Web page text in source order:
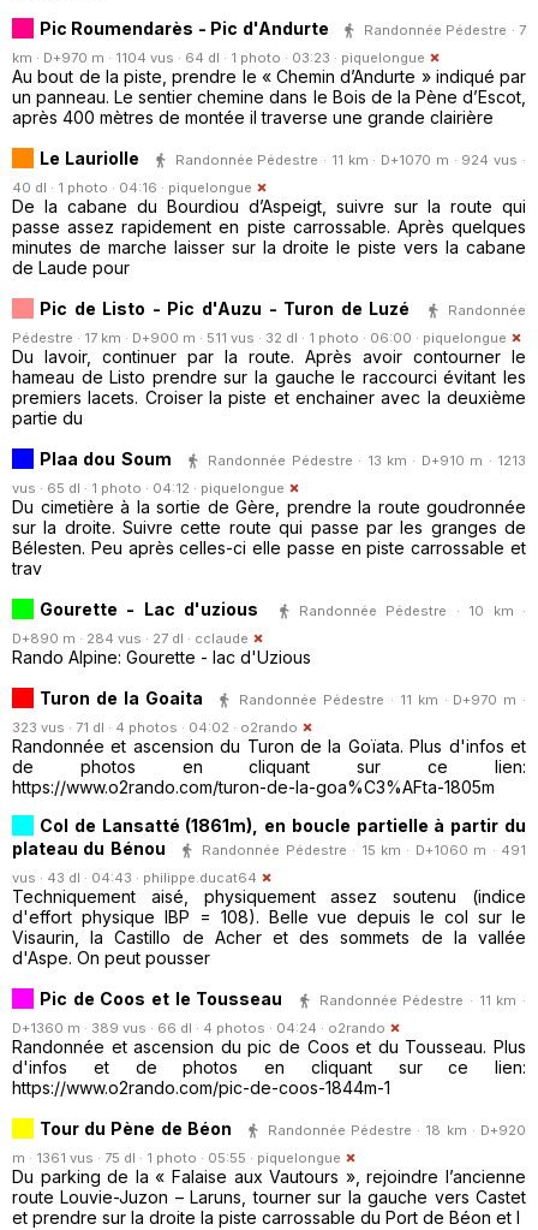
Pic Roumendarès - Pic d'Andurte
Randonnée Pédestre · 7
km · D+970 m · 1104 vus · 64 dl · 1 photo · 03:23 · piquelongue
Au bout de la piste, prendre le « Chemin d’Andurte » indiqué par
un panneau. Le sentier chemine dans le Bois de la Pène d’Escot,
après 400 mètres de montée il traverse une grande clairière
Le Lauriolle
Randonnée Pédestre · 11 km · D+1070 m · 924 vus ·
40 dl · 1 photo · 04:16 · piquelongue
De la cabane du Bourdiou d’Aspeigt, suivre sur la route qui
passe assez rapidement en piste carrossable. Après quelques
minutes de marche laisser sur la droite le piste vers la cabane
de Laude pour
Pic de Listo - Pic d'Auzu - Turon de Luzé
Randonnée
Pédestre · 17 km · D+900 m · 511 vus · 32 dl · 1 photo · 06:00 · piquelongue
Du lavoir, continuer par la route. Après avoir contourner le
hameau de Listo prendre sur la gauche le raccourci évitant les
premiers lacets. Croiser la piste et enchainer avec la deuxième
partie du
Plaa dou Soum
Randonnée Pédestre · 13 km · D+910 m · 1213
vus · 65 dl · 1 photo · 04:12 · piquelongue
Du cimetière à la sortie de Gère, prendre la route goudronnée
sur la droite. Suivre cette route qui passe par les granges de
Bélesten. Peu après celles-ci elle passe en piste carrossable et
trav
Gourette - Lac d'uzious
Randonnée Pédestre · 10 km ·
D+890 m · 284 vus · 27 dl · cclaude
Rando Alpine: Gourette - lac d'Uzious
Turon de la Goaita
Randonnée Pédestre · 11 km · D+970 m ·
323 vus · 71 dl · 4 photos · 04:02 · o2rando
Randonnée et ascension du Turon de la Goïata. Plus d'infos et
de photos en cliquant sur ce lien:
https://www.o2rando.com/turon-de-la-goa%C3%AFta-1805m
Col de Lansatté (1861m), en boucle partielle à partir du
plateau du Bénou
Randonnée Pédestre · 15 km · D+1060 m · 491
vus · 43 dl · 04:43 · philippe.ducat64
Techniquement aisé, physiquement assez soutenu (indice
d'effort physique IBP = 108). Belle vue depuis le col sur le
Visaurin, la Castillo de Acher et des sommets de la vallée
d'Aspe. On peut pousser
Pic de Coos et le Tousseau
Randonnée Pédestre · 11 km ·
D+1360 m · 389 vus · 66 dl · 4 photos · 04:24 · o2rando
Randonnée et ascension du pic de Coos et du Tousseau. Plus
d'infos et de photos en cliquant sur ce lien:
https://www.o2rando.com/pic-de-coos-1844m-1
Tour du Pène de Béon
Randonnée Pédestre · 18 km · D+920
m · 1361 vus · 75 dl · 1 photo · 05:55 · piquelongue
Du parking de la « Falaise aux Vautours », rejoindre l’ancienne
route Louvie-Juzon – Laruns, tourner sur la gauche vers Castet
et prendre sur la droite la piste carrossable du Port de Béon et l